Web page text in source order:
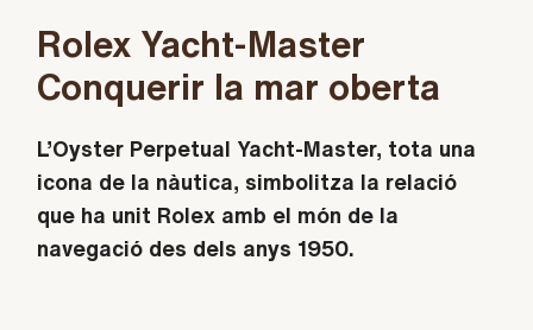
Rolex Yacht-Master
Conquerir la mar oberta
L’Oyster Perpetual Yacht-Master, tota una
icona de la nàutica, simbolitza la relació
que ha unit Rolex amb el món de la
navegació des dels anys 1950.